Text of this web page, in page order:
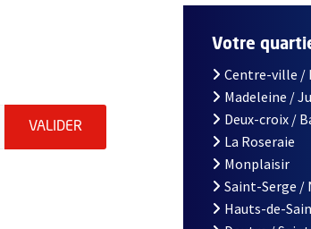
indiquez votre email (champ obligatoire)
VALIDER ENVOYER MA DEMANDE
Votre
Centre-ville /
Madeleine /
Deux-croix /
La Roseraie
Monplaisir
Saint-Serge /
Hauts-de-